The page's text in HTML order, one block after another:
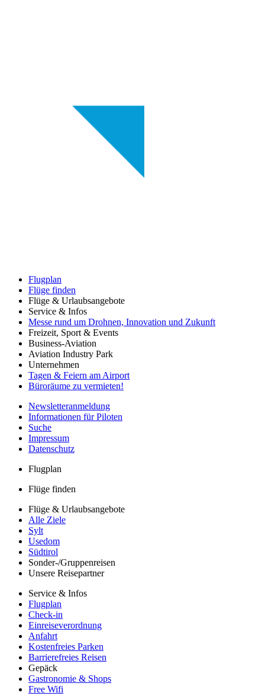
Flugplan
Flüge finden
Flüge & Urlaubsangebote
Service & Infos
Messe rund um Drohnen, Innovation und Zukunft
Freizeit, Sport & Events
Business-Aviation
Aviation Industry Park
Unternehmen
Tagen & Feiern am Airport
Büroräume zu vermieten!
Newsletteranmeldung
Informationen für Piloten
Suche
Impressum
Datenschutz
Flugplan
Flüge finden
Flüge & Urlaubsangebote
Alle Ziele
Sylt
Usedom
Südtirol
Sonder-/Gruppenreisen
Unsere Reisepartner
Service & Infos
Flugplan
Check-in
Einreiseverordnung
Anfahrt
Kostenfreies Parken
Barrierefreies Reisen
Gepäck
Gastronomie & Shops
Free Wifi